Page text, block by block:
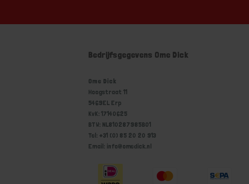
Bedrijfsgegevens Ome Dick
Ome Dick
Hoogstraat 11
5469EL Erp
KvK: 17140625
BTW: NL810287985B01
Tel: +31 (0) 85 20 20 913
Email: info@omedick.nl